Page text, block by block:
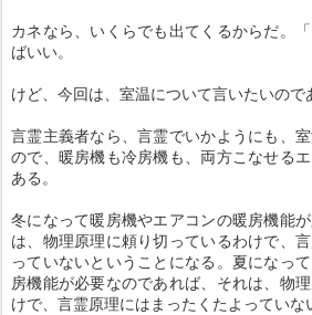
カネなら、いくらでも出てくるからだ。
ばいい。
けど、今回は、室温について言いたいので
言霊主義者なら、言霊でいかようにも、
ので、暖房機も冷房機も、両方こなせる
ある。
冬になって暖房機やエアコンの暖房機能
は、物理原理に頼り切っているわけで、
っていないということになる。夏になっ
房機能が必要なのであれば、それは、物
けで、言霊原理にはまったくたよっていな